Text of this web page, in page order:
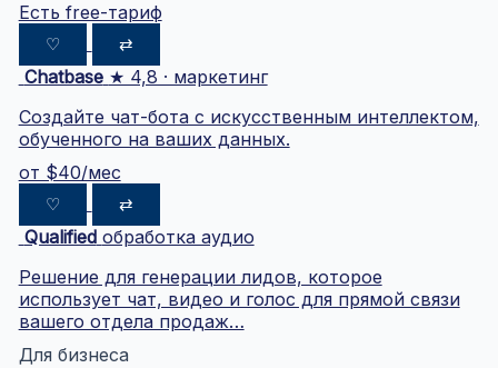
Есть free-тариф
♡ ⇄
Chatbase ★ 4,8 · маркетинг
Создайте чат-бота с искусственным интеллектом,
обученного на ваших данных.
от $40/мес
♡ ⇄
Qualified обработка аудио
Решение для генерации лидов, которое
использует чат, видео и голос для прямой связи
вашего отдела продаж…
Для бизнеса